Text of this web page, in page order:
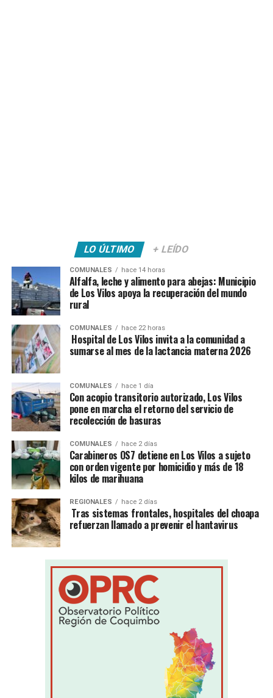
LO ÚLTIMO + LEÍDO
COMUNALES hace 14 horas
Alfalfa, leche y alimento para abejas: Municipio
de Los Vilos apoya la recuperación del mundo
rural
COMUNALES hace 22 horas
Hospital de Los Vilos invita a la comunidad a
sumarse al mes de la lactancia materna 2026
COMUNALES hace 1 día
Con acopio transitorio autorizado, Los Vilos
pone en marcha el retorno del servicio de
recolección de basuras
COMUNALES hace 2 días
Carabineros OS7 detiene en Los Vilos a sujeto
con orden vigente por homicidio y más de 18
kilos de marihuana
REGIONALES hace 2 días
Tras sistemas frontales, hospitales del choapa
refuerzan llamado a prevenir el hantavirus